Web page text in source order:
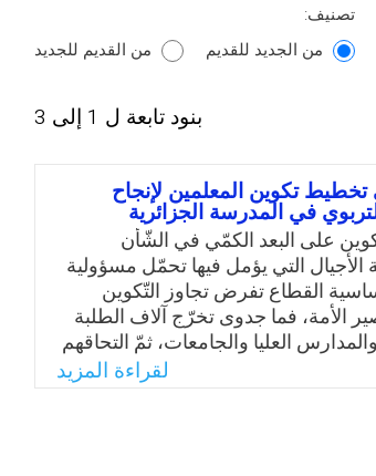
تصنيف:
من الجديد للقديم
من القديم للجديد
بنود تابعة ل 1 إلى 3
تخطيط تكوين المعلمين لإنجاح
في المدرسة الجزائرية
على البعد الكمّي في الشّأن
الأجيال التي يؤمل فيها تحمّل مسؤولية
القطاع تفرض تجاوز التّكوين
الأمة، فما جدوى تخرّج آلاف الطلبة
العليا والجامعات، ثمّ التحاقهم
ولا احترافية في الممارسة بل بطرق
تستلزم التساؤل عن الكيف بدل التغني
لقراءة المزيد